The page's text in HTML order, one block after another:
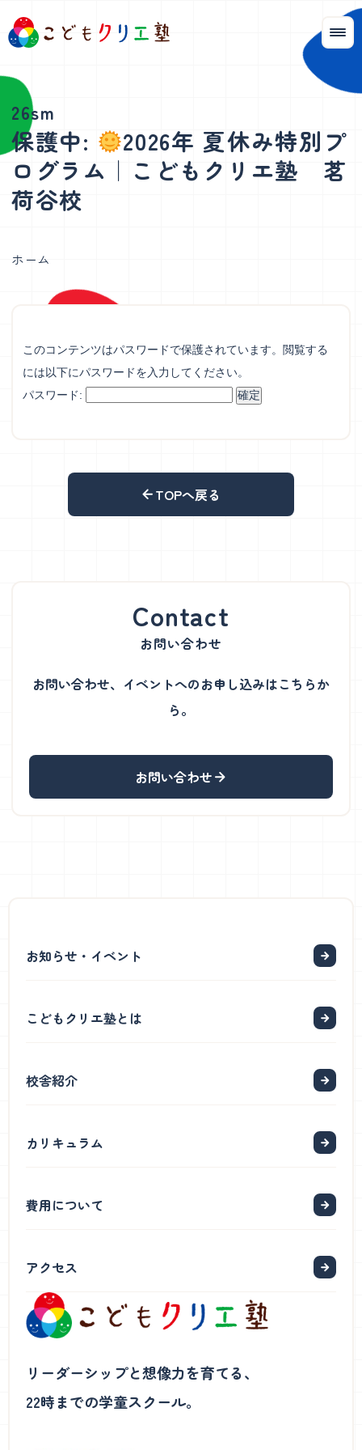
保護中:
2026年 夏休み特別プ
ログラム｜こどもクリエ塾 茗
荷谷校
ホーム
このコンテンツはパスワードで保護されています。閲覧する
には以下にパスワードを入力してください。
パスワード:
TOPへ戻る
お問い合わせ
お問い合わせ、イベントへのお申し込みはこちらか
ら。
お問い合わせ
リーダーシップと想像力を育てる、
22時までの学童スクール。
お知らせ・イベント
こどもクリエ塾とは
校舎紹介
カリキュラム
費用について
アクセス